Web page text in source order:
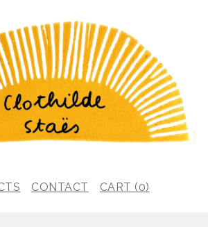
CONTACT CART (0)